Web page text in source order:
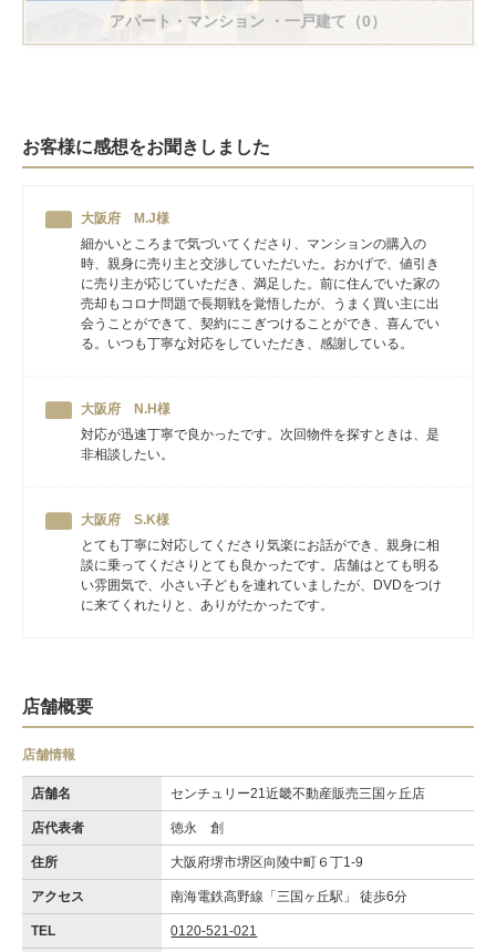
アパート・マンション ・一戸建て（0）
お客様に感想をお聞きしました
大阪府 M.J様
細かいところまで気づいてくださり、マンションの購入の
時、親身に売り主と交渉していただいた。おかげで、値引き
に売り主が応じていただき、満足した。前に住んでいた家の
売却もコロナ問題で長期戦を覚悟したが、うまく買い主に出
会うことができて、契約にこぎつけることができ、喜んでい
る。いつも丁寧な対応をしていただき、感謝している。
大阪府 N.H様
対応が迅速丁寧で良かったです。次回物件を探すときは、是
非相談したい。
大阪府 S.K様
とても丁寧に対応してくださり気楽にお話ができ、親身に相
談に乗ってくださりとても良かったです。店舗はとても明る
い雰囲気で、小さい子どもを連れていましたが、DVDをつけ
に来てくれたりと、ありがたかったです。
店舗概要
店舗情報
店舗名 センチュリー21近畿不動産販売三国ヶ丘店
店代表者 徳永 創
住所 大阪府堺市堺区向陵中町６丁1-9
アクセス 南海電鉄高野線「三国ヶ丘駅」 徒歩6分
TEL 0120-521-021